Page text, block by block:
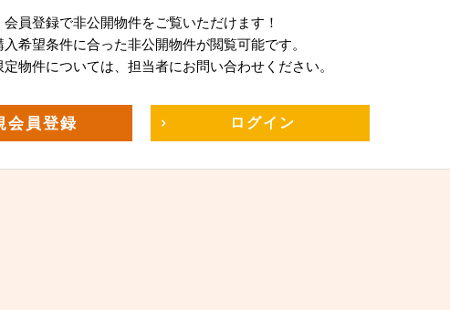
会員登録で非公開物件をご覧いただけます！
希望条件に合った非公開物件が閲覧可能です。
物件については、担当者にお問い合わせください。
会員登録 ログイン